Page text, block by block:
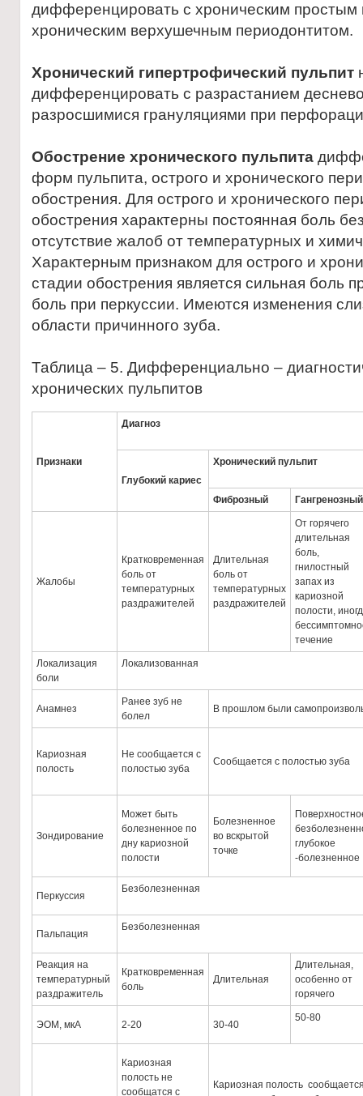
дифференцировать с хроническим простым
хроническим верхушечным периодонтитом.
Хронический гипертрофический пульпит
дифференцировать с разрастанием
разросшимися грануляциями при
Обострение хронического пульпита
форм пульпита, острого и хронического
обострения. Для острого и хронического
обострения характерны постоянная боль
отсутствие жалоб от температурных и
Характерным признаком для острого и
стадии обострения является сильная боль
боль при перкуссии. Имеются изменения
области причинного зуба.
Таблица – 5. Дифференциально –
хронических пульпитов
Признаки
Диагноз
Глубокий кариес
Хронический пульпит
Фиброзный Гангренозный
Жалобы
Кратковременная
боль от
температурных
раздражителей
Длительная
боль от
температурных
раздражителей
От горячего
длительная
боль,
гнилостный
запах из
кариозной
полости,
течение
Локализация
боли
Локализованная
Анамнез
Ранее зуб не
болел
В прошлом были
Кариозная
полость
Не сообщается с
полостью зуба
Сообщается с полостью зуба
Зондирование
Может быть
болезненное по
дну кариозной
полости
Болезненное
во вскрытой
точке
глубокое
-болезненное
Перкуссия
Безболезненная
Пальпация
Безболезненная
Реакция на
температурный
раздражитель
Кратковременная
боль
Длительная
Длительная,
особенно от
горячего
ЭОМ, мкА 2-20 30-40
50-80
Кариозная
полость не
сообщатся с
Кариозная полость